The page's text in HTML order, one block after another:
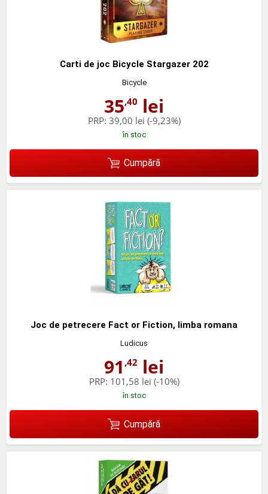
Carti de joc Bicycle Stargazer 202
Bicycle
35,40 lei
PRP: 39,00 lei (-9,23%)
în stoc
Cumpără
Joc de petrecere Fact or Fiction, limba romana
Ludicus
91 ,42 lei
PRP: 101,58 lei (-10%)
în stoc
Cumpără